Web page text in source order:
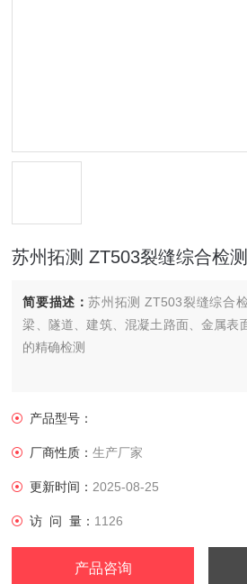
苏州拓测 ZT503裂缝综合检
简要描述：苏州拓测 ZT503裂缝综合
梁、隧道、建筑、混凝土路面、金属表
的精确检测
产品型号：
厂商性质：生产厂家
更新时间： 2025-08-25
访 问 量： 1126
产品咨询